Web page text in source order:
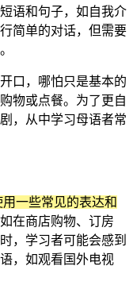
语和句子，如自我介
简单的对话，但需要
口，哪怕只是基本的
物或点餐。为了更自
，从中学习母语者常
一些常见的表达和
在商店购物、订房
，学习者可能会感到
，如观看国外电视